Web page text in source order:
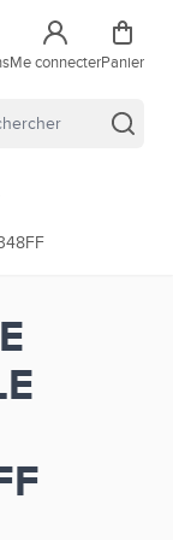
Me connecterPanier